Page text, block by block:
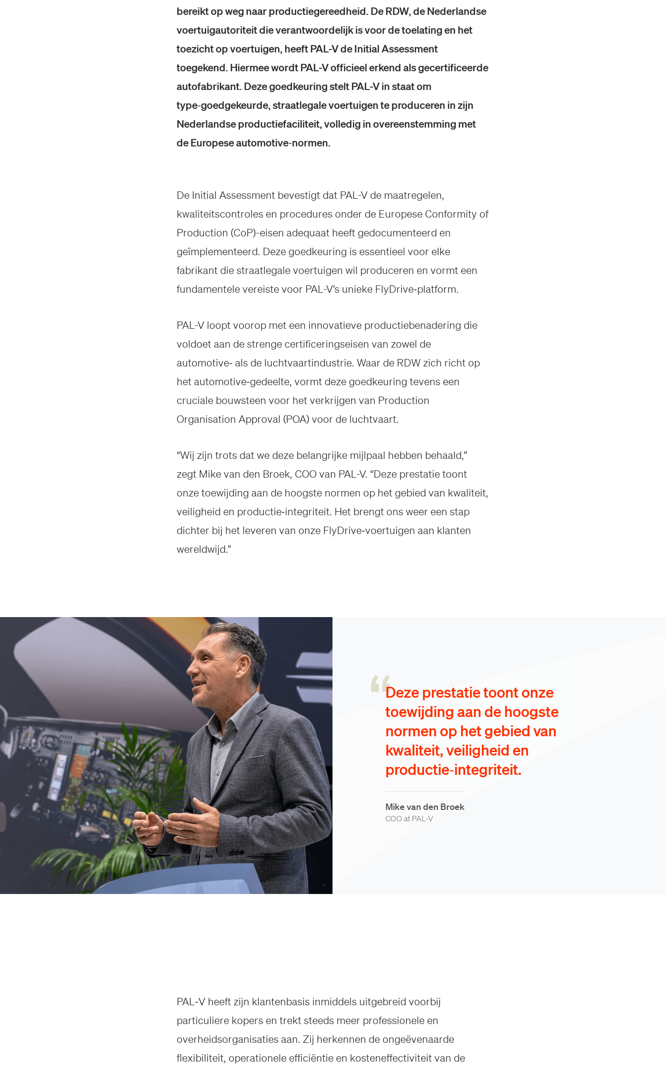
bereikt op weg naar productiegereedheid. De RDW, de Nederlandse
voertuigautoriteit die verantwoordelijk is voor de toelating en het
toezicht op voertuigen, heeft PAL-V de Initial Assessment
toegekend. Hiermee wordt PAL-V officieel erkend als gecertificeerde
autofabrikant. Deze goedkeuring stelt PAL-V in staat om
type‑goedgekeurde, straatlegale voertuigen te produceren in zijn
Nederlandse productiefaciliteit, volledig in overeenstemming met
de Europese automotive‑normen.
De Initial Assessment bevestigt dat PAL-V de maatregelen,
kwaliteitscontroles en procedures onder de Europese Conformity of
Production (CoP)-eisen adequaat heeft gedocumenteerd en
geïmplementeerd. Deze goedkeuring is essentieel voor elke
fabrikant die straatlegale voertuigen wil produceren en vormt een
fundamentele vereiste voor PAL-V’s unieke FlyDrive‑platform.
PAL-V loopt voorop met een innovatieve productiebenadering die
voldoet aan de strenge certificeringseisen van zowel de
automotive‑ als de luchtvaartindustrie. Waar de RDW zich richt op
het automotive‑gedeelte, vormt deze goedkeuring tevens een
cruciale bouwsteen voor het verkrijgen van Production
Organisation Approval (POA) voor de luchtvaart.
“Wij zijn trots dat we deze belangrijke mijlpaal hebben behaald,”
zegt Mike van den Broek, COO van PAL-V. “Deze prestatie toont
onze toewijding aan de hoogste normen op het gebied van kwaliteit,
veiligheid en productie‑integriteit. Het brengt ons weer een stap
dichter bij het leveren van onze FlyDrive‑voertuigen aan klanten
wereldwijd.”
Deze prestatie toont onze
toewijding aan de hoogste
normen op het gebied van
kwaliteit, veiligheid en
productie‑integriteit.
Mike van den Broek
COO at PAL-V
PAL‑V heeft zijn klantenbasis inmiddels uitgebreid voorbij
particuliere kopers en trekt steeds meer professionele en
overheidsorganisaties aan. Zij herkennen de ongeëvenaarde
flexibiliteit, operationele efficiëntie en kosteneffectiviteit van de